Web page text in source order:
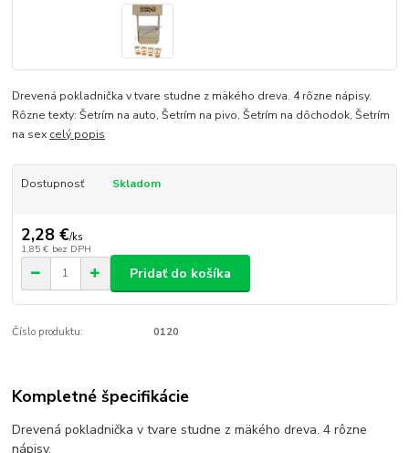
Drevená pokladnička v tvare studne z mäkého dreva. 4 rôzne nápisy.
Rôzne texty: Šetrím na auto, Šetrím na pivo, Šetrím na dôchodok, Šetrím
na sex celý popis
Dostupnosť Skladom
2,28 €/ks
1,85 € bez DPH
Pridať do košíka
Číslo produktu: 0120
Kompletné špecifikácie
Drevená pokladnička v tvare studne z mäkého dreva. 4 rôzne
nápisy.